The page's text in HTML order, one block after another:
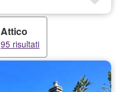
Attico
95 risultati